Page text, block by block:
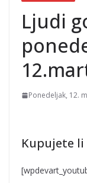
Ljudi
Ponedeljak, 12.
Kupujete li